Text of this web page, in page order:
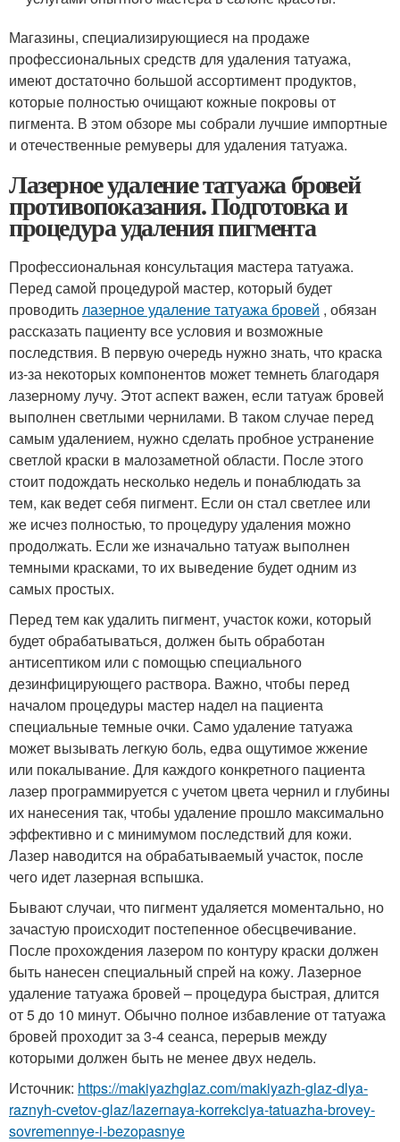
Магазины, специализирующиеся на продаже
профессиональных средств для удаления татуажа,
имеют достаточно большой ассортимент продуктов,
которые полностью очищают кожные покровы от
пигмента. В этом обзоре мы собрали лучшие импортные
и отечественные ремуверы для удаления татуажа.
Лазерное удаление татуажа бровей
противопоказания. Подготовка и
процедура удаления пигмента
Профессиональная консультация мастера татуажа.
Перед самой процедурой мастер, который будет
проводитьлазерное удаление татуажа бровей , обязан
рассказать пациенту все условия и возможные
последствия. В первую очередь нужно знать, что краска
из-за некоторых компонентов может темнеть благодаря
лазерному лучу. Этот аспект важен, если татуаж бровей
выполнен светлыми чернилами. В таком случае перед
самым удалением, нужно сделать пробное устранение
светлой краски в малозаметной области. После этого
стоит подождать несколько недель и понаблюдать за
тем, как ведет себя пигмент. Если он стал светлее или
же исчез полностью, то процедуру удаления можно
продолжать. Если же изначально татуаж выполнен
темными красками, то их выведение будет одним из
самых простых.
Перед тем как удалить пигмент, участок кожи, который
будет обрабатываться, должен быть обработан
антисептиком или с помощью специального
дезинфицирующего раствора. Важно, чтобы перед
началом процедуры мастер надел на пациента
специальные темные очки. Само удаление татуажа
может вызывать легкую боль, едва ощутимое жжение
или покалывание. Для каждого конкретного пациента
лазер программируется с учетом цвета чернил и глубины
их нанесения так, чтобы удаление прошло максимально
эффективно и с минимумом последствий для кожи.
Лазер наводится на обрабатываемый участок, после
чего идет лазерная вспышка.
Бывают случаи, что пигмент удаляется моментально, но
зачастую происходит постепенное обесцвечивание.
После прохождения лазером по контуру краски должен
быть нанесен специальный спрей на кожу. Лазерное
удаление татуажа бровей – процедура быстрая, длится
от 5 до 10 минут. Обычно полное избавление от татуажа
бровей проходит за 3-4 сеанса, перерыв между
которыми должен быть не менее двух недель.
Источник: https://makiyazhglaz.com/makiyazh-glaz-dlya-
raznyh-cvetov-glaz/lazernaya-korrekciya-tatuazha-brovey-
sovremennye-i-bezopasnye